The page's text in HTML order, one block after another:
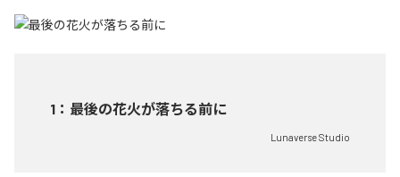
1 ： 最後の花火が落ちる前に
Lunaverse Studio